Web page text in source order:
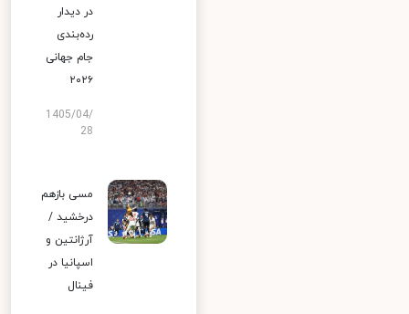
در دیدار
رده‌بندی
جام جهانی
۲۰۲۶
1405/04/
28
مسی بازهم
درخشید /
آرژانتین و
اسپانیا در
فینال